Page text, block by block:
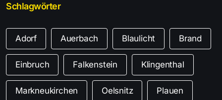
Schlagwörter
Adorf Auerbach Blaulicht Brand
Einbruch Falkenstein Klingenthal
Markneukirchen Oelsnitz Plauen